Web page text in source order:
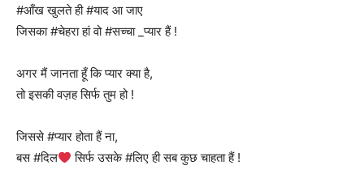
#आँख खुलते ही #याद आ जाए
जिसका #चेहरा हां वो #सच्चा _प्यार हैं !
अगर मैं जानता हूँ कि प्यार क्या है,
तो इसकी वज़ह सिर्फ तुम हो !
जिससे #प्यार होता हैं ना,
बस #दिल
सिर्फ उसके #लिए ही सब कुछ चाहता हैं !